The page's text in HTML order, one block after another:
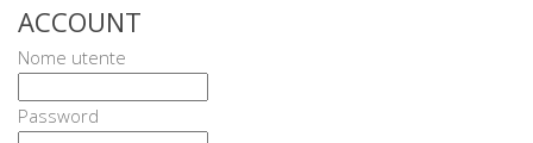
ACCOUNT
Nome utente
Password